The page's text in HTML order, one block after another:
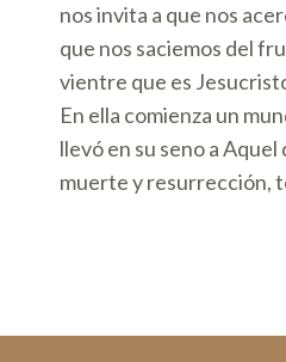
nos invita a que nos
que nos saciemos del
vientre que es
En ella comienza un
llevó en su seno a
muerte y resurrección,